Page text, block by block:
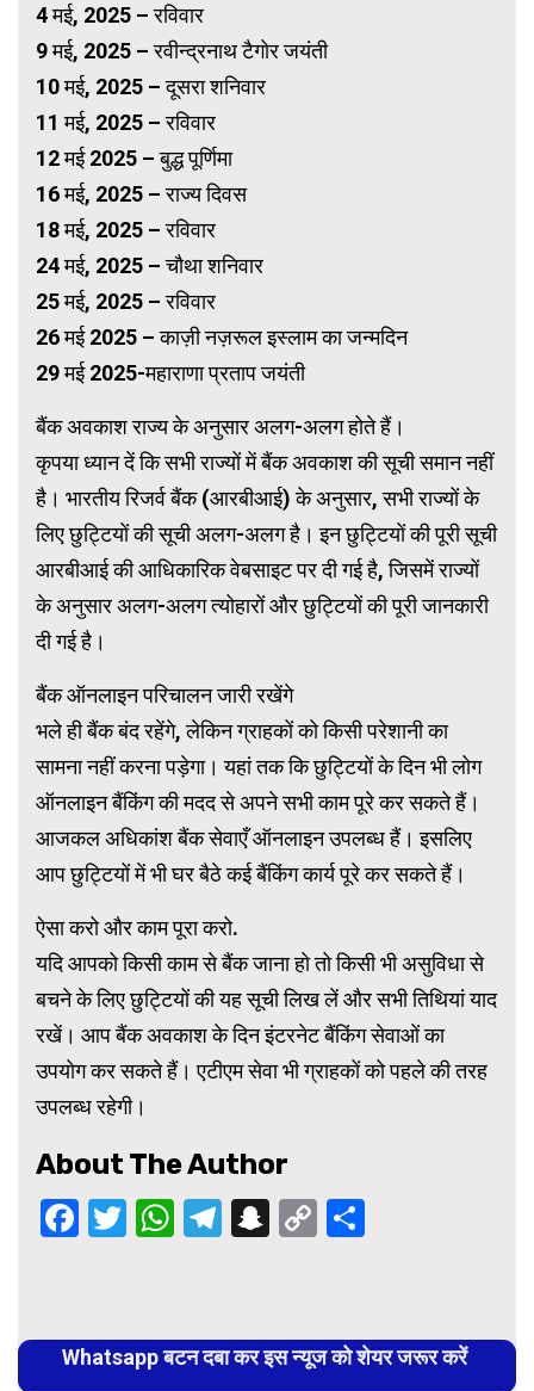
4 मई, 2025 – रविवार
9 मई, 2025 – रवीन्द्रनाथ टैगोर जयंती
10 मई, 2025 – दूसरा शनिवार
11 मई, 2025 – रविवार
12 मई 2025 – बुद्ध पूर्णिमा
16 मई, 2025 – राज्य दिवस
18 मई, 2025 – रविवार
24 मई, 2025 – चौथा शनिवार
25 मई, 2025 – रविवार
26 मई 2025 – काज़ी नज़रूल इस्लाम का जन्मदिन
29 मई 2025-महाराणा प्रताप जयंती
बैंक अवकाश राज्य के अनुसार अलग-अलग होते हैं।
कृपया ध्यान दें कि सभी राज्यों में बैंक अवकाश की सूची समान नहीं
है। भारतीय रिजर्व बैंक (आरबीआई) के अनुसार, सभी राज्यों के
लिए छुट्टियों की सूची अलग-अलग है। इन छुट्टियों की पूरी सूची
आरबीआई की आधिकारिक वेबसाइट पर दी गई है, जिसमें राज्यों
के अनुसार अलग-अलग त्योहारों और छुट्टियों की पूरी जानकारी
दी गई है।
बैंक ऑनलाइन परिचालन जारी रखेंगे
भले ही बैंक बंद रहेंगे, लेकिन ग्राहकों को किसी परेशानी का
सामना नहीं करना पड़ेगा। यहां तक ​​कि छुट्टियों के दिन भी लोग
ऑनलाइन बैंकिंग की मदद से अपने सभी काम पूरे कर सकते हैं।
आजकल अधिकांश बैंक सेवाएँ ऑनलाइन उपलब्ध हैं। इसलिए
आप छुट्टियों में भी घर बैठे कई बैंकिंग कार्य पूरे कर सकते हैं।
ऐसा करो और काम पूरा करो.
यदि आपको किसी काम से बैंक जाना हो तो किसी भी असुविधा से
बचने के लिए छुट्टियों की यह सूची लिख लें और सभी तिथियां याद
रखें। आप बैंक अवकाश के दिन इंटरनेट बैंकिंग सेवाओं का
उपयोग कर सकते हैं। एटीएम सेवा भी ग्राहकों को पहले की तरह
उपलब्ध रहेगी।
About The Author
Facebook
Twitter
WhatsApp
Telegram
Snapchat
Copy
Reading
Whatsapp बटन दबा कर इस न्यूज को शेयर जरूर करें